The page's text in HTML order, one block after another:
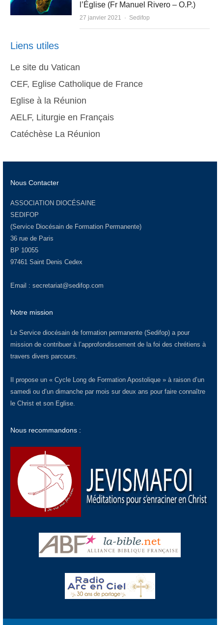
l’Église (Fr Manuel Rivero – O.P.)
27 janvier 2021 Author
Sedifop
Liens utiles
Le site du Vatican
CEF, Eglise Catholique de France
Eglise à la Réunion
AELF, Liturgie en Français
Catéchèse La Réunion
Nous Contacter
ASSOCIATION DIOCÉSAINE
SEDIFOP
(Service Diocésain de Formation Permanente)
36 rue de Paris
BP 10055
97461 Saint Denis Cedex
Email : secretariat@sedifop.com
Notre mission
Le Service diocésain de formation permanente (Sedifop) a pour
mission de contribuer à l’approfondissement de la foi des chrétiens à
travers divers parcours.
Il propose un « Cycle Long de Formation Apostolique » à raison d’un
samedi ou d’un dimanche par mois sur deux ans pour faire connaître
le Christ et son Eglise.
Nous recommandons :